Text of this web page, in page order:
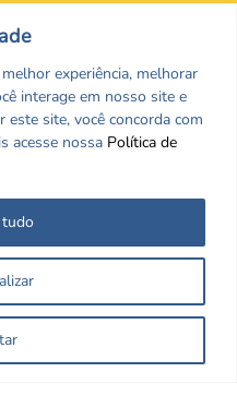
experiência, melhorar
interage em nosso site e
site, você concorda com
acesse nossa Política de
redes Sociais